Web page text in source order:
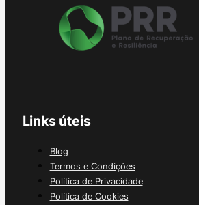
Links úteis
Blog
Termos e Condições
Política de Privacidade
Política de Cookies